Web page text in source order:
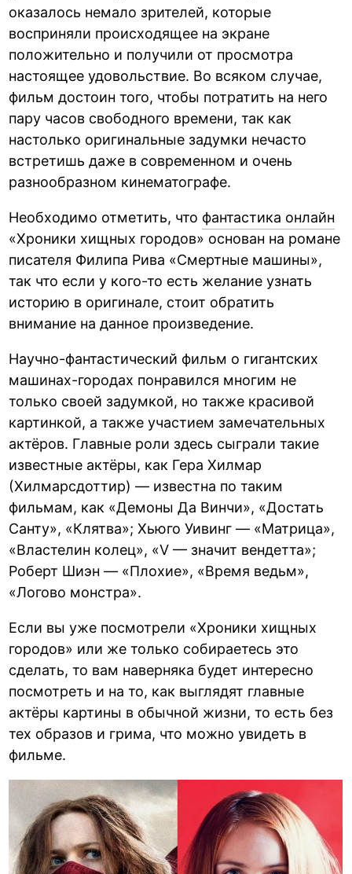
оказалось немало зрителей, которые
восприняли происходящее на экране
положительно и получили от просмотра
настоящее удовольствие. Во всяком случае,
фильм достоин того, чтобы потратить на него
пару часов свободного времени, так как
настолько оригинальные задумки нечасто
встретишь даже в современном и очень
разнообразном кинематографе.
Необходимо отметить, что фантастика онлайн
«Хроники хищных городов» основан на романе
писателя Филипа Рива «Смертные машины»,
так что если у кого-то есть желание узнать
историю в оригинале, стоит обратить
внимание на данное произведение.
Научно-фантастический фильм о гигантских
машинах-городах понравился многим не
только своей задумкой, но также красивой
картинкой, а также участием замечательных
актёров. Главные роли здесь сыграли такие
известные актёры, как Гера Хилмар
(Хилмарсдоттир) — известна по таким
фильмам, как «Демоны Да Винчи», «Достать
Санту», «Клятва»; Хьюго Уивинг — «Матрица»,
«Властелин колец», «V — значит вендетта»;
Роберт Шиэн — «Плохие», «Время ведьм»,
«Логово монстра».
Если вы уже посмотрели «Хроники хищных
городов» или же только собираетесь это
сделать, то вам наверняка будет интересно
посмотреть и на то, как выглядят главные
актёры картины в обычной жизни, то есть без
тех образов и грима, что можно увидеть в
фильме.